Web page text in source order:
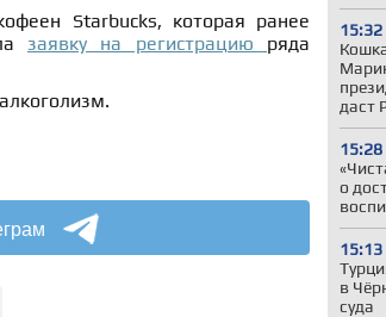
15:32
даст
15:28
о
15:13
в
суда
Starbucks, которая ранее
заявку на регистрацию ряда